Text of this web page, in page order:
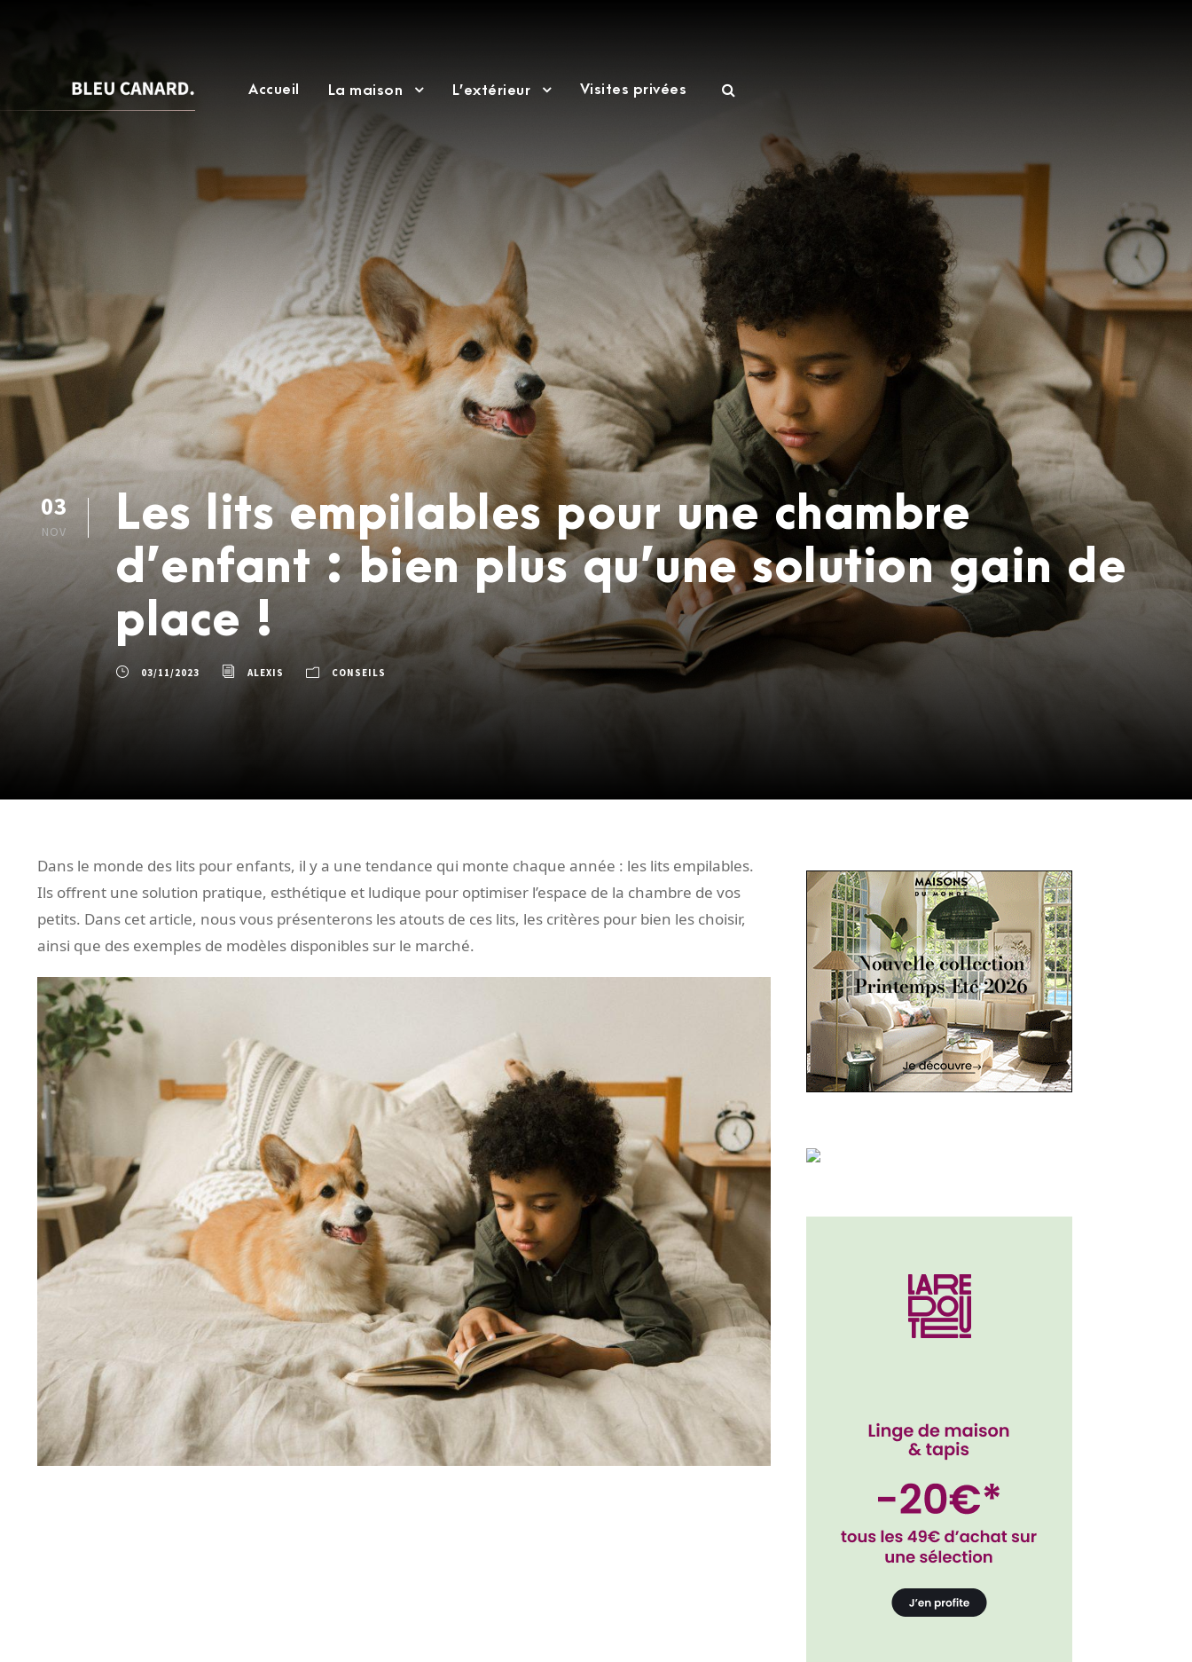
Accueil La maison L’extérieur Visites privées
03
NOV
Les lits empilables pour une chambre
d’enfant : bien plus qu’une solution gain de
place !
03/11/2023 ALEXIS CONSEILS
Dans le monde des lits pour enfants, il y a une tendance qui monte chaque année : les lits empilables.
Ils offrent une solution pratique, esthétique et ludique pour optimiser l’espace de la chambre de vos
petits. Dans cet article, nous vous présenterons les atouts de ces lits, les critères pour bien les choisir,
ainsi que des exemples de modèles disponibles sur le marché.